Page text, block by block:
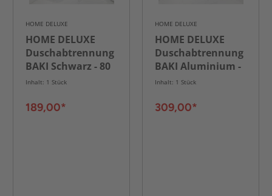
HOME DELUXE
HOME DELUXE
Duschabtrennung
BAKI Schwarz - 80
x 200 cm
Inhalt: 1 Stück
189,00*
HOME DELUXE
HOME DELUXE
Duschabtrennung
BAKI Aluminium -
120 x 200 cm
Inhalt: 1 Stück
309,00*